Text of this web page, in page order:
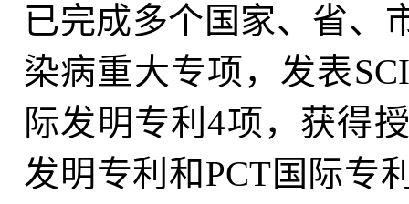
已完成多个国家、省、
染病重大专项，发表
际发明专利4项，获得
发明专利和PCT国际专